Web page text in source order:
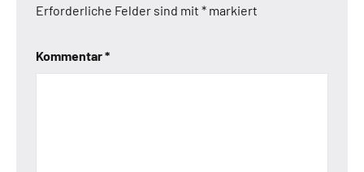
Erforderliche Felder sind mit * markiert
Kommentar*